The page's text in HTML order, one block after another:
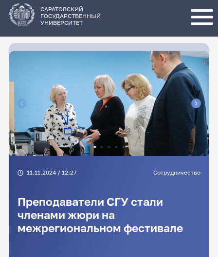
основному
содержанию
САРАТОВСКИЙ
ГОСУДАРСТВЕННЫЙ
УНИВЕРСИТЕТ
11.11.2024 / 12:27 Сотрудничество
Преподаватели СГУ стали
членами жюри на
межрегиональном фестивале